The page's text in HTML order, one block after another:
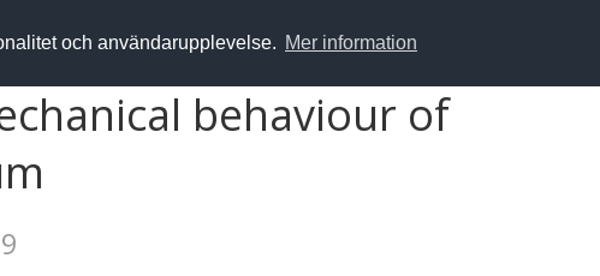
och användarupplevelse. Mer information
behaviour of